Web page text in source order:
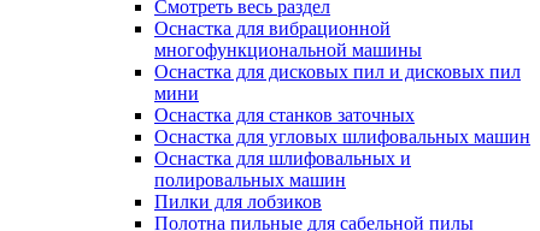
Смотреть весь раздел
Оснастка для вибрационной
многофункциональной машины
Оснастка для дисковых пил и дисковых пил
мини
Оснастка для станков заточных
Оснастка для угловых шлифовальных машин
Оснастка для шлифовальных и
полировальных машин
Пилки для лобзиков
Полотна пильные для сабельной пилы